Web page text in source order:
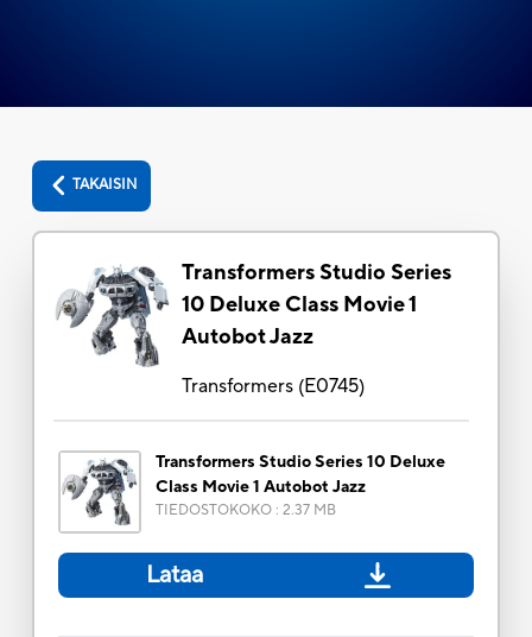
TAKAISIN
Transformers Studio Series
10 Deluxe Class Movie 1
Autobot Jazz
Transformers(E0745)
Transformers Studio Series 10 Deluxe
Class Movie 1 Autobot Jazz
TIEDOSTOKOKO: 2.37 MB
Lataa